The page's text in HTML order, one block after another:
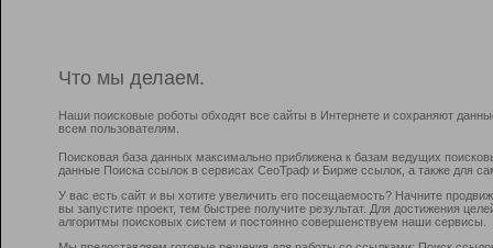
Что мы делаем.
Наши поисковые роботы обходят все сайты в Интернете и сохраняют
всем пользователям.
Поисковая база данных максимально приближена к базам ведущих
данные Поиска ссылок в сервисах СеоТраф и Бирже ссылок, а также для
У вас есть сайт и вы хотите увеличить его посещаемость? Начните
вы запустите проект, тем быстрее получите результат. Для достижения
алгоритмы поисковых систем и постоянно совершенствуем наши сервисы.